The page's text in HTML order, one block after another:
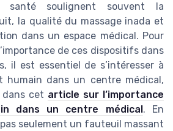
santé soulignent souvent la
la qualité du massage inada et
dans un espace médical. Pour
de ces dispositifs dans
il est essentiel de s’intéresser à
humain dans un centre médical,
cet article sur l’importance
dans un centre médical . En
pas seulement un fauteuil massant